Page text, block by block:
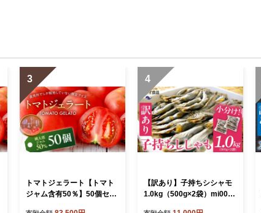
3
トマトジェラート【トマト
ジャム含有50％】50個セッ
4
【訳あり】子持ちシシャモ
1.0kg（500g×2袋）mi0012